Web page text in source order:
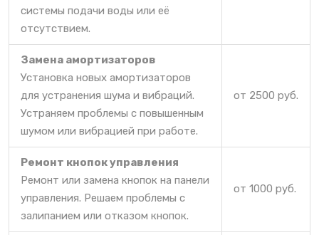
системы подачи воды или её
отсутствием.
Замена амортизаторов
Установка новых амортизаторов
для устранения шума и вибраций.
Устраняем проблемы с повышенным
шумом или вибрацией при работе.
от 2500 руб.
Ремонт кнопок управления
Ремонт или замена кнопок на панели
управления. Решаем проблемы с
залипанием или отказом кнопок.
от 1000 руб.